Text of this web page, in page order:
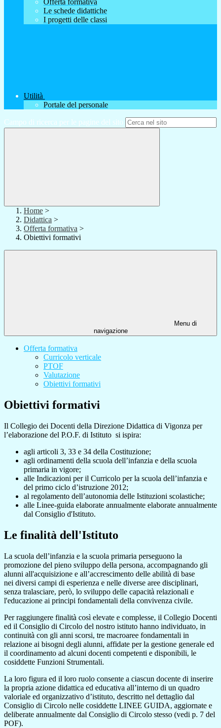
Offerta formativa
Le schede didattiche
I progetti delle classi
Utilità
Portale del personale
Campo di ricerca per le pagine del sito
Home >
Didattica >
Offerta formativa >
Obiettivi formativi
Menu di
navigazione
Offerta formativa
Curricolo verticale
PTOF
Valutazione
Obiettivi formativi
Obiettivi formativi
Il Collegio dei Docenti della Direzione Didattica di Vigonza per
l’elaborazione del P.O.F. di Istituto si ispira:
agli articoli 3, 33 e 34 della Costituzione;
agli ordinamenti della scuola dell’infanzia e della scuola
primaria in vigore;
alle Indicazioni per il Curricolo per la scuola dell’infanzia e
del primo ciclo d’istruzione 2012;
al regolamento dell’autonomia delle Istituzioni scolastiche;
alle Linee-guida elaborate annualmente elaborate annualmente
dal Consiglio d'Istituto.
Le finalità dell'Istituto
La scuola dell’infanzia e la scuola primaria perseguono la
promozione del pieno sviluppo della persona, accompagnando gli
alunni all'acquisizione e all’accrescimento delle abilità di base
nei diversi campi di esperienza e nelle diverse aree disciplinari,
senza tralasciare, però, lo sviluppo delle capacità relazionali e
l'educazione ai principi fondamentali della convivenza civile.
Per raggiungere finalità così elevate e complesse, il Collegio Docenti
ed il Consiglio di Circolo del nostro istituto hanno individuato, in
continuità con gli anni scorsi, tre macroaree fondamentali in
relazione ai bisogni degli alunni, affidate per la gestione generale ed
il coordinamento ad alcuni docenti competenti e disponibili, le
cosiddette Funzioni Strumentali.
La loro figura ed il loro ruolo consente a ciascun docente di inserire
la propria azione didattica ed educativa all’interno di un quadro
valoriale ed organizzativo d’istituto, descritto nel dettaglio dal
Consiglio di Circolo nelle cosiddette LINEE GUIDA, aggiornate e
deliberate annualmente dal Consiglio di Circolo stesso (vedi p. 7 del
POF).